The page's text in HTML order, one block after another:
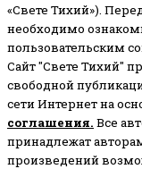
«Свете Тихий»).
необходимо
пользовательским
Сайт "Свете Тихий"
свободной
сети Интернет на
соглашения. Все
принадлежат
произведений